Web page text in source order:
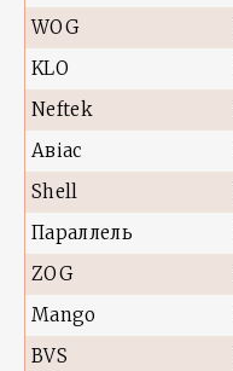
WOG
KLO
Neftek
Авіас
Shell
Параллель
ZOG
Mango
BVS